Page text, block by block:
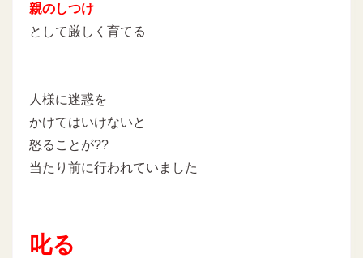
親のしつけ
として厳しく育てる
人様に迷惑を
かけてはいけないと
怒ることが??
当たり前に行われていました
叱る